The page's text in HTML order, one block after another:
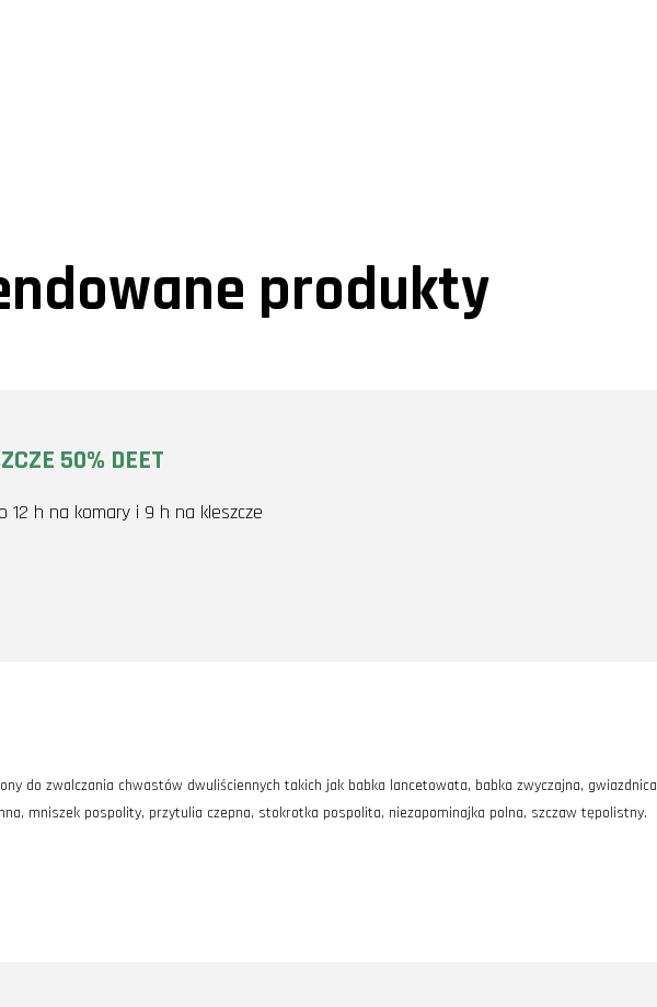
produkty
50% DEET
12 h na komary i 9 h na kleszcze
do zwalczania chwastów dwuliściennych takich jak babka lancetowata, babka zwyczajna, gwiazdnica
mniszek pospolity, przytulia czepna, stokrotka pospolita, niezapominajka polna, szczaw tępolistny.